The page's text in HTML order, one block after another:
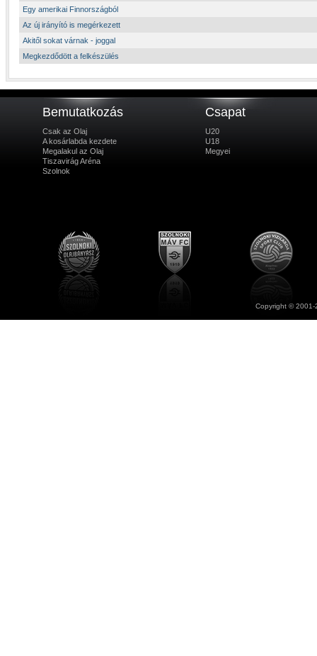
Egy amerikai Finnországból
Az új irányító is megérkezett
Akitől sokat várnak - joggal
Megkezdődött a felkészülés
Bemutatkozás
Csak az Olaj
A kosárlabda kezdete
Megalakul az Olaj
Tiszavirág Aréna
Szolnok
Csapat
U20
U18
Megyei
Copyright ©